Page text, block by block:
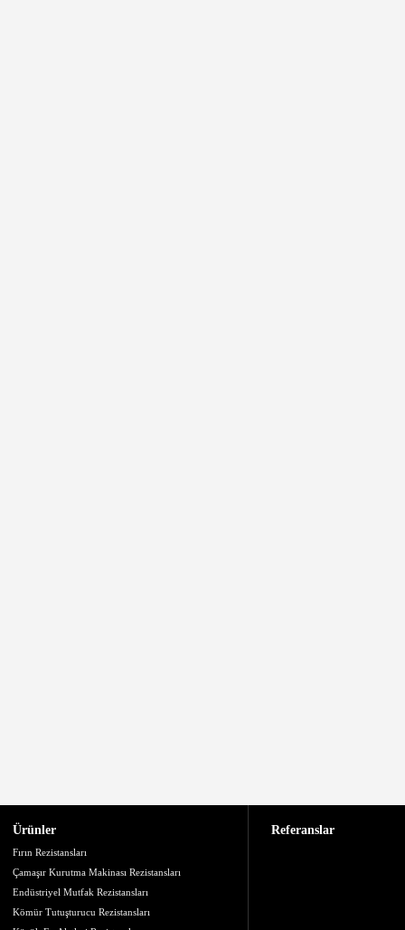
Ürünler
Fırın Rezistansları
Çamaşır Kurutma Makinası Rezistansları
Endüstriyel Mutfak Rezistansları
Kömür Tutuşturucu Rezistansları
Referanslar